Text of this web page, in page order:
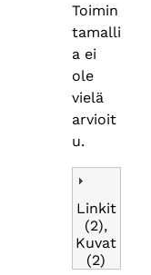
Toimin
tamalli
a ei
ole
vielä
arvioit
u.
Linkit
(2),
Kuvat
(2)